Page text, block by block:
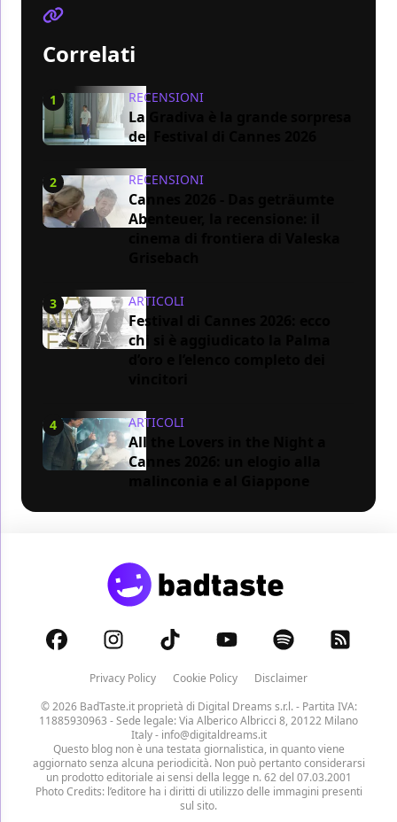
Correlati
1 RECENSIONI
La Gradiva è la grande sorpresa
del Festival di Cannes 2026
2 RECENSIONI
Cannes 2026 - Das geträumte
Abenteuer, la recensione: il
3 ARTICOLI
Festival di Cannes 2026: ecco
chi si è aggiudicato la Palma
4 ARTICOLI
All the Lovers in the Night a
Cannes 2026: un elogio alla
Privacy Policy Cookie Policy
Disclaimer
© 2026 BadTaste.it proprietà di Digital Dreams s.r.l.- Partita IVA:
11885930963 - Sede legale: Via Alberico Albricci 8, 20122 Milano
Italy - info@digitaldreams.it
Questo blog non è una testata giornalistica, in quanto viene
aggiornato senza alcuna periodicità. Non può pertanto considerarsi
un prodotto editoriale ai sensi della legge n. 62 del 07.03.2001
Photo Credits: l’editore ha i diritti di utilizzo delle immagini presenti
sul sito.